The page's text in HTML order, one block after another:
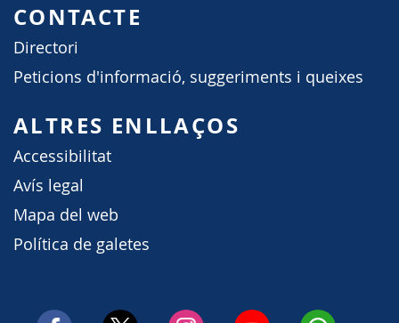
CONTACTE
Directori
Peticions d'informació, suggeriments i queixes
ALTRES ENLLAÇOS
Accessibilitat
Avís legal
Mapa del web
Política de galetes